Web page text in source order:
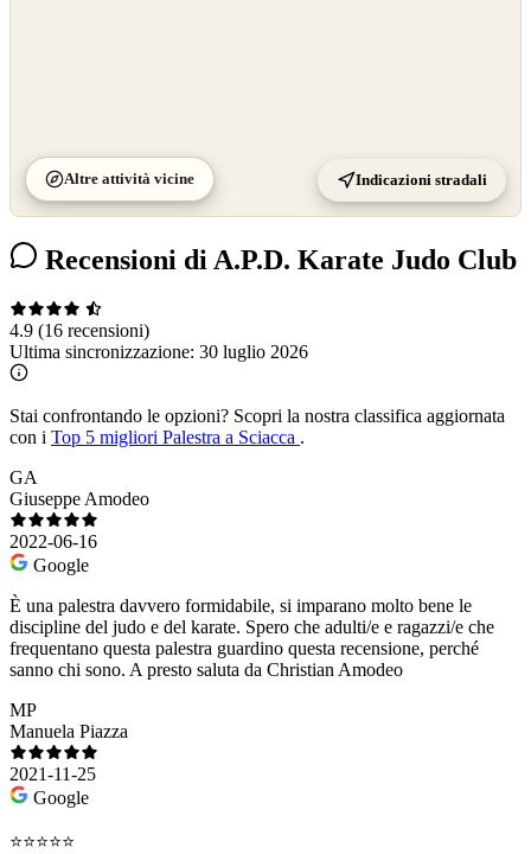
Altre attività vicine Indicazioni stradali
Recensioni di A.P.D. Karate Judo Club
4.9 (16 recensioni)
Ultima sincronizzazione: 30 luglio 2026
Stai confrontando le opzioni? Scopri la nostra classifica aggiornata
con i Top 5 migliori Palestra a Sciacca .
GA
Giuseppe Amodeo
2022-06-16
Google
È una palestra davvero formidabile, si imparano molto bene le
discipline del judo e del karate. Spero che adulti/e e ragazzi/e che
frequentano questa palestra guardino questa recensione, perché
sanno chi sono. A presto saluta da Christian Amodeo
MP
Manuela Piazza
2021-11-25
Google
⭐⭐⭐⭐⭐